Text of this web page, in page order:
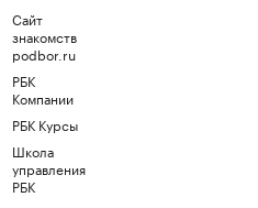
Сайт
знакомств
podbor.ru
РБК
Компании
РБК Курсы
Школа
управления
РБК